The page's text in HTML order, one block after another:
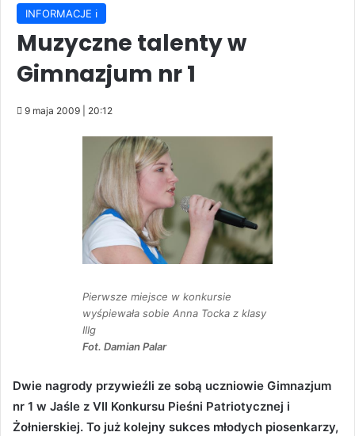
INFORMACJE ℹ️
Muzyczne talenty w
Gimnazjum nr 1
9 maja 2009 | 20:12
Pierwsze miejsce w konkursie
wyśpiewała sobie Anna Tocka z klasy
IIIg
Fot. Damian Palar
Dwie nagrody przywieźli ze sobą uczniowie Gimnazjum
nr 1 w Jaśle z VII Konkursu Pieśni Patriotycznej i
Żołnierskiej. To już kolejny sukces młodych piosenkarzy,